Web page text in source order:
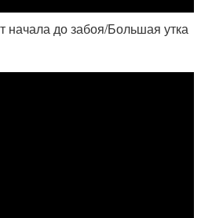
начала до забоя/Большая утка